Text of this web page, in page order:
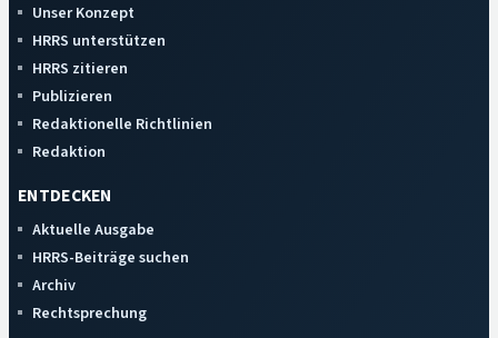
Unser Konzept
HRRS unterstützen
HRRS zitieren
Publizieren
Redaktionelle Richtlinien
Redaktion
ENTDECKEN
Aktuelle Ausgabe
HRRS-Beiträge suchen
Archiv
Rechtsprechung